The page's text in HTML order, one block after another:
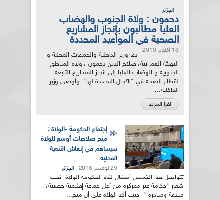
الجزائر
دحمون : ولاة الجنوب والهضاب
العليا مطالبون بإنجاز المشاريع
الصحية في المواعيد المحددة
13 أكتوبر 2019
دعا وزير الداخلية والجماعات المحلية و
التهيئة العمرانية، صلاح الدين دحمون ، ولاة المناطق
الجنوبية و الهضاب العليا إلى انجاز المشاريع التابعة
لقطاع الصحة في "الآجال المحددة لها". وأوصى وزير
الداخلية...
اقرأ المزيد
إجتماع الحكومة -الولاة :
منح صلاحيات أوسع للولاة
سيساهم في إنعاش التنمية
المحلية
29 نوفمبر 2018 الجزائر
تتواصل هذا الخميس أشغال لقاء الحكومة الولاة تحت
شعار "حكامة غير ممركزة من أجل جماعة إقليمية حصينة،
مبدعة ومبادرة " حيث أكد الولاة على أن منح...